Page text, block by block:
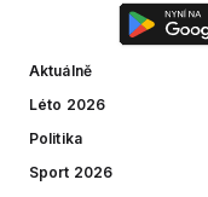
Aktuálně
Léto 2026
Politika
Sport 2026